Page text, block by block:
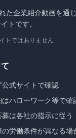
た企業紹介動画を通
トです。
トではありません
式サイトで確認
ハローワーク等で確
は各社の指示に従う
労働条件が異なる場